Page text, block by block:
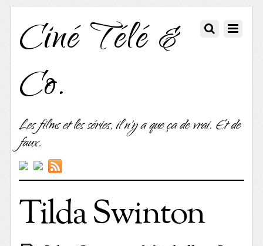
Ciné Télé &
Co.
Les films et les séries, il n'y a que ça de vrai. Et de
faux.
Tilda Swinton